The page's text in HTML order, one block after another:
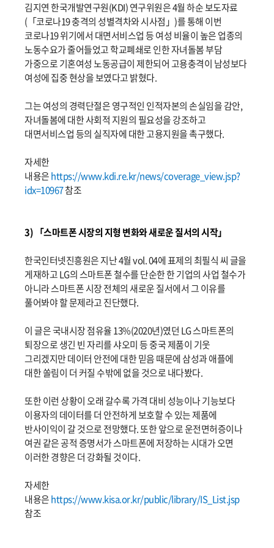
김지연 한국개발연구원(KDI) 연구위원은 4월 하순 보도자료
(「코로나19 충격의 성별격차와 시사점」)를 통해 이번
코로나19 위기에서 대면서비스업 등 여성 비율이 높은 업종의
노동수요가 줄어들었고 학교폐쇄로 인한 자녀돌봄 부담
가중으로 기혼여성 노동공급이 제한되어 고용충격이 남성보다
여성에 집중 현상을 보였다고 밝혔다.
그는 여성의 경력단절은 영구적인 인적자본의 손실임을 감안,
자녀돌봄에 대한 사회적 지원의 필요성을 강조하고
대면서비스업 등의 실직자에 대한 고용지원을 촉구했다.
자세한
내용은https://www.kdi.re.kr/news/coverage_view.jsp?
idx=10967참조
3) 「스마트폰 시장의 지형 변화와 새로운 질서의 시작」
한국인터넷진흥원은 지난 4월vol. 04에 표제의 최필식 씨 글을
게재하고 LG의 스마트폰 철수를 단순한 한 기업의 사업 철수가
아니라 스마트폰 시장 전체의 새로운 질서에서 그 이유를
풀어봐야 할 문제라고 진단했다.
이 글은 국내시장 점유율 13%(2020년)였던 LG 스마트폰의
퇴장으로 생긴 빈 자리를 샤오미 등 중국 제품이 기웃
그리겠지만 데이터 안전에 대한 믿음 때문에 삼성과 애플에
대한 쏠림이 더 커질 수밖에 없을 것으로 내다봤다.
또한 이런 상황이 오래 갈수록 가격 대비 성능이나 기능보다
이용자의 데이터를 더 안전하게 보호할 수 있는 제품에
반사이익이 갈 것으로 전망했다. 또한 앞으로 운전면허증이나
여권 같은 공적 증명서가 스마트폰에 저장하는 시대가 오면
이러한 경향은 더 강화될 것이다.
자세한
내용은https://www.kisa.or.kr/public/library/IS_List.jsp
참조